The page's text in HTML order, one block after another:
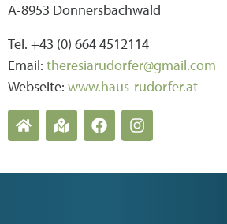
A-8953 Donnersbachwald
Tel. +43 (0) 664 4512114
Email: theresiarudorfer@gmail.com
Webseite: www.haus-rudorfer.at